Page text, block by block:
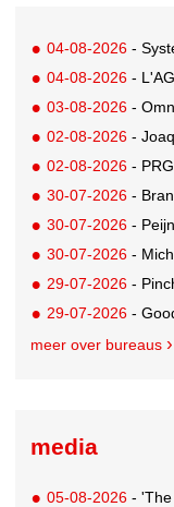
04-08-2026 - System1
04-08-2026 -
03-08-2026 -
02-08-2026 - Joaquin
02-08-2026 -
30-07-2026 - Brand
30-07-2026 -
30-07-2026 - Michel van
29-07-2026 -
29-07-2026 -
meer over bureaus
media
05-08-2026 - 'The